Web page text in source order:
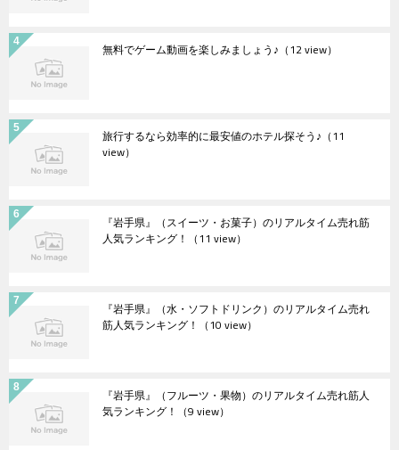
無料でゲーム動画を楽しみましょう♪ （12 view）
旅行するなら効率的に最安値のホテル探そう♪ （11
view）
『岩手県』（スイーツ・お菓子）のリアルタイム売れ筋
人気ランキング！ （11 view）
『岩手県』（水・ソフトドリンク）のリアルタイム売れ
筋人気ランキング！ （10 view）
『岩手県』（フルーツ・果物）のリアルタイム売れ筋人
気ランキング！ （9 view）